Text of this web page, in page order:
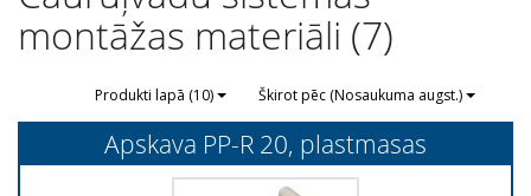
montāžas materiāli (7)
Produkti lapā (10) Škirot pēc (Nosaukuma augst.)
Apskava PP-R 20, plastmasas